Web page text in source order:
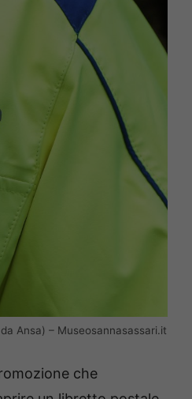
Ansa) – Museosannasassari.it
che